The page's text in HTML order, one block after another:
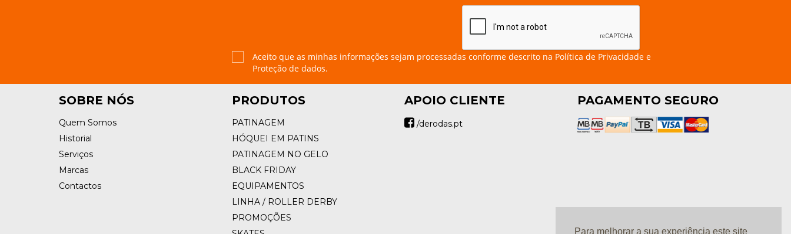
Para melhorar a sua experiência este site
Aceito que as minhas informações sejam processadas conforme descrito na Política de Privacidade e
Proteção de dados.
SOBRE NÓS
Quem Somos
Historial
Serviços
Marcas
Contactos
PRODUTOS
PATINAGEM
HÓQUEI EM PATINS
PATINAGEM NO GELO
BLACK FRIDAY
EQUIPAMENTOS
LINHA / ROLLER DERBY
PROMOÇÕES
APOIO CLIENTE
/derodas.pt
PAGAMENTO SEGURO